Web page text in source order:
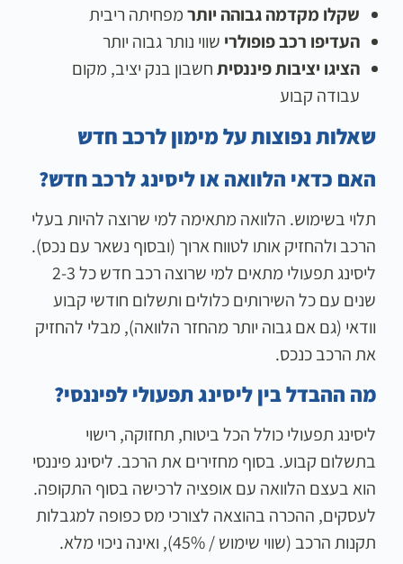
שקלו מקדמה גבוהה יותרמפחיתה ריבית
העדיפו רכב פופולרי שווי נותר גבוה יותר
הציגו יציבות פיננסיתחשבון בנק יציב, מקום
עבודה קבוע
שאלות נפוצות על מימון לרכב חדש
האם כדאי הלוואה או ליסינג לרכב חדש?
תלוי בשימוש. הלוואה מתאימה למי שרוצה להיות בעלי
הרכב ולהחזיק אותו לטווח ארוך (ובסוף נשאר עם נכס).
ליסינג תפעולי מתאים למי שרוצה רכב חדש כל 2-3
שנים עם כל השירותים כלולים ותשלום חודשי קבוע
וודאי (גם אם גבוה יותר מהחזר הלוואה), מבלי להחזיק
את הרכב כנכס.
מה ההבדל בין ליסינג תפעולי לפיננסי?
ליסינג תפעולי כולל הכל ביטוח, תחזוקה, רישוי
בתשלום קבוע. בסוף מחזירים את הרכב. ליסינג פיננסי
הוא בעצם הלוואה עם אופציה לרכישה בסוף התקופה.
לעסקים, ההכרה בהוצאה לצורכי מס כפופה למגבלות
תקנות הרכב (שווי שימוש / 45%), ואינה ניכוי מלא.